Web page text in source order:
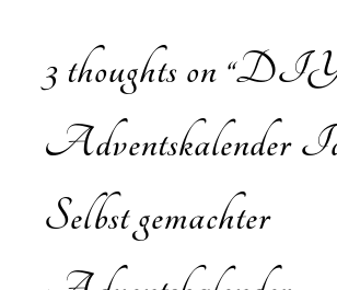
3 thoughts on “
Adventskalender
Selbst gemachter